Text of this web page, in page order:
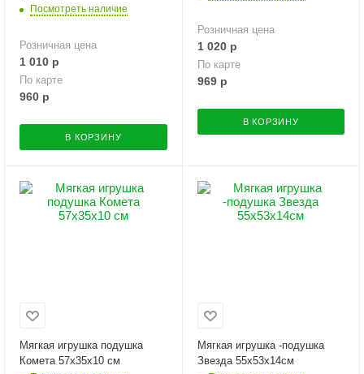
Посмотреть наличие
Розничная цена
1 010 р
По карте
960 р
В КОРЗИНУ
Розничная цена
1 020р
По карте
969р
В КОРЗИНУ
Мягкая игрушка подушка
Комета 57х35х10 см
Мягкая игрушка -подушка
Звезда 55х53х14см